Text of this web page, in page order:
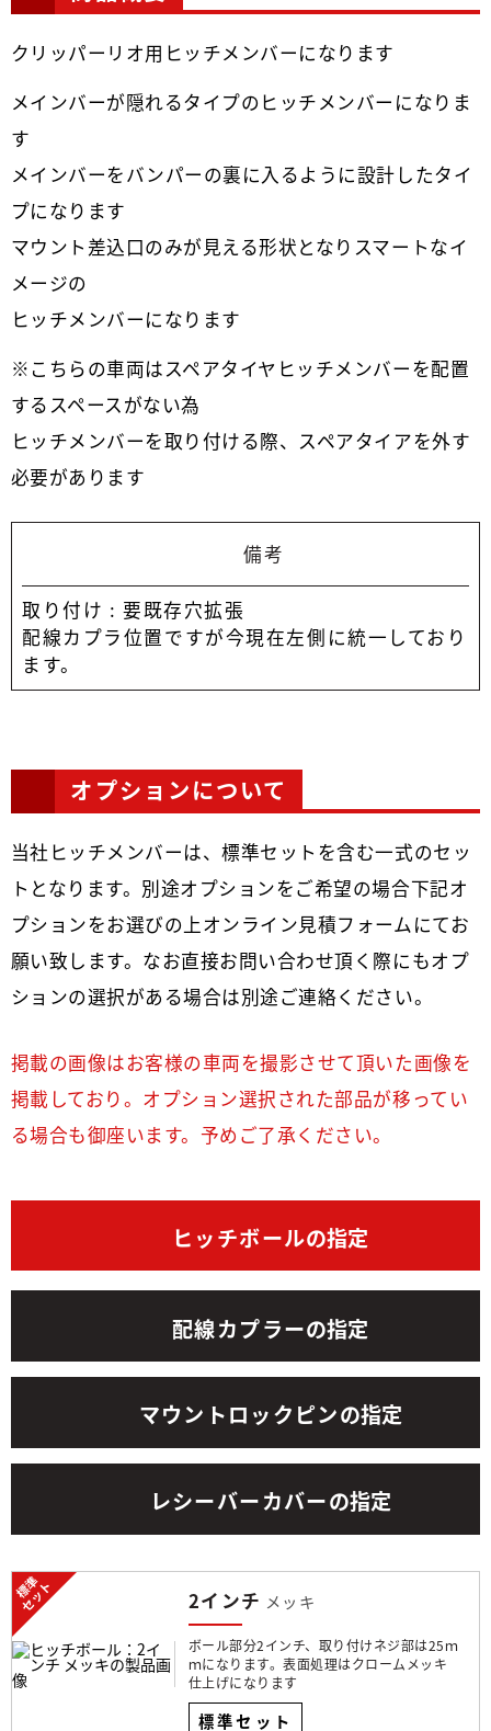
クリッパーリオ用ヒッチメンバーになります
メインバーが隠れるタイプのヒッチメンバーになりま
す
メインバーをバンパーの裏に入るように設計したタイ
プになります
マウント差込口のみが見える形状となりスマートなイ
メージの
ヒッチメンバーになります
※こちらの車両はスペアタイヤヒッチメンバーを配置
するスペースがない為
ヒッチメンバーを取り付ける際、スペアタイアを外す
必要があります
備考
取り付け : 要既存穴拡張
配線カプラ位置ですが今現在左側に統一しており
ます。
オプションについて
当社ヒッチメンバーは、標準セットを含む一式のセッ
トとなります。別途オプションをご希望の場合下記オ
プションをお選びの上オンライン見積フォームにてお
願い致します。なお直接お問い合わせ頂く際にもオプ
ションの選択がある場合は別途ご連絡ください。
掲載の画像はお客様の車両を撮影させて頂いた画像を
掲載しており。オプション選択された部品が移ってい
る場合も御座います。予めご了承ください。
ヒッチボールの指定
配線カプラーの指定
マウントロックピンの指定
レシーバーカバーの指定
2インチ メッキ
ボール部分2インチ、取り付けネジ部は25ｍ
ｍになります。表面処理はクロームメッキ
仕上げになります
標準セット